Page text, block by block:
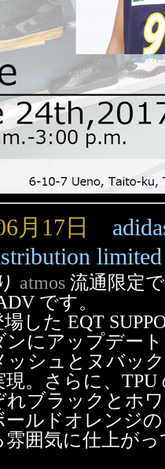
月17日
limited
atmos 流通限定
です。
した EQT
ンにアップデー
ッシュとヌバッ
現。さらに、
れブラックとホ
ールドオレンジ
囲気に仕上がっ